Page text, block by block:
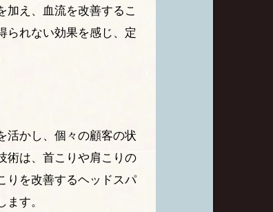
加え、血流を改善するこ
られない効果を感じ、定
活かし、個々の顧客の状
術は、首こりや肩こりの
りを改善するヘッドスパ
す。